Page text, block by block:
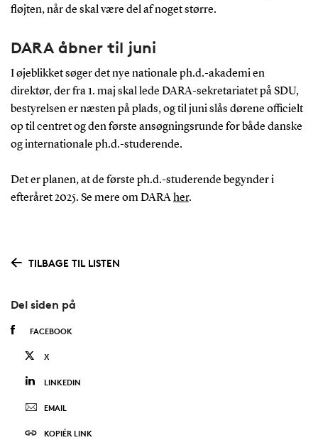
fløjten, når de skal være del af noget større.
DARA åbner til juni
I øjeblikket søger det nye nationale ph.d.-akademi en
direktør, der fra 1. maj skal lede DARA-sekretariatet på SDU,
bestyrelsen er næsten på plads, og til juni slås dørene officielt
op til centret og den første ansøgningsrunde for både danske
og internationale ph.d.-studerende.
Det er planen, at de første ph.d.-studerende begynder i
efteråret 2025. Se mere om DARAher.
TILBAGE TIL LISTEN
Del siden på
FACEBOOK
X
LINKEDIN
EMAIL
KOPIÉR LINK